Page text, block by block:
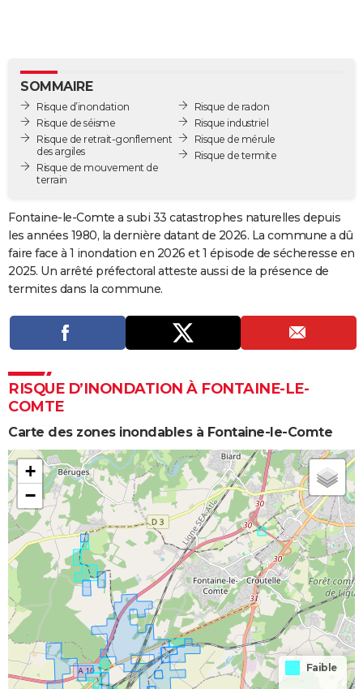
BONS PLANS
CARTE DE VOEUX
Carte de Noël
Carte Bonne année
Carte Saint-Valentin
Carte Pâques
Carte d'anniversaire
DICTIONNAIRE
Dictionnaire
Biographies
Citations
Expressions
Proverbes
PROGRAMME TV
COPAINS D'AVANT
S'inscrire
Se connecter
Lycées
Collèges
Primaires
Universités
Entreprises
Service militaire
Avis de recherche
AVIS DE DÉCÈS
FORUM
SOMMAIRE
Risque d’inondation
Risque de séisme
Risque de retrait-gonflement
des argiles
Risque de mouvement de
terrain
Risque de radon
Risque industriel
Risque de mérule
Risque de termite
Fontaine-le-Comte a subi 33 catastrophes naturelles depuis
les années 1980, la dernière datant de 2026. La commune a dû
faire face à 1 inondation en 2026 et 1 épisode de sécheresse en
2025. Un arrêté préfectoral atteste aussi de la présence de
termites dans la commune.
RISQUE D’INONDATION À FONTAINE-LE-
COMTE
Carte des zones inondables à Fontaine-le-Comte
+
−
Faible